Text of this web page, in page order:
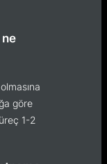
göre
1-2